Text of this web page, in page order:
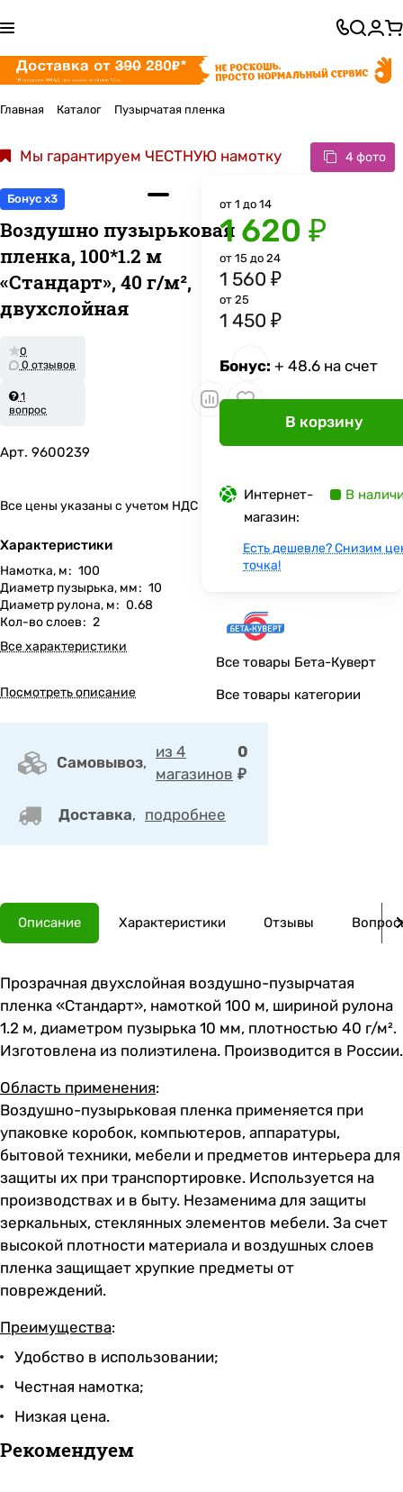
Главная Каталог Пузырчатая пленка
Мы гарантируем ЧЕСТНУЮ намотку 4 фото
Бонус x3
Воздушно пузырьковая
пленка, 100*1.2 м
«Стандарт», 40 г/м²,
двухслойная
0
0 отзывов
1
вопрос
Арт. 9600239
Все цены указаны с учетом НДС
Характеристики
Намотка, м: 100
Диаметр пузырька, мм: 10
Диаметр рулона, м: 0.68
Кол-во слоев: 2
Все характеристики
Посмотреть описание
Самовывоз,
из 4
магазинов
0
₽
Доставка, подробнее
от 1 до 14
1 620 ₽
от 15 до 24
1 560 ₽
от 25
1 450 ₽
Бонус: + 48.6 на счет
В корзину
Интернет-
магазин:
В
Есть дешевле? Снизим
точка!
Все товары Бета-Куверт
Все товары категории
Описание Характеристики Отзывы
Прозрачная двухслойная воздушно-пузырчатая
пленка «Стандарт», намоткой 100 м, шириной рулона
1.2 м, диаметром пузырька 10 мм, плотностью 40 г/м².
Изготовлена из полиэтилена. Производится в России.
Область применения:
Воздушно-пузырьковая пленка применяется при
упаковке коробок, компьютеров, аппаратуры,
бытовой техники, мебели и предметов интерьера для
защиты их при транспортировке. Используется на
производствах и в быту. Незаменима для защиты
зеркальных, стеклянных элементов мебели. За счет
высокой плотности материала и воздушных слоев
пленка защищает хрупкие предметы от
повреждений.
Преимущества:
Удобство в использовании;
Честная намотка;
Низкая цена.
Рекомендуем